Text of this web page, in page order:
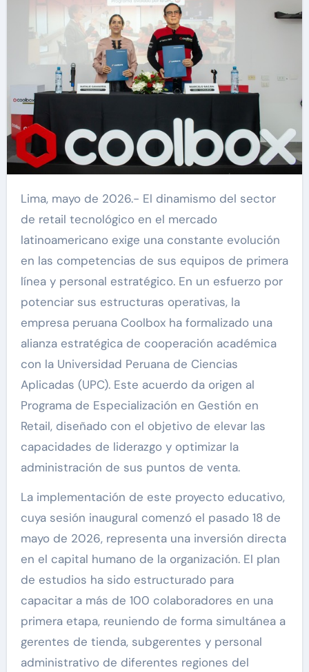
Lima, mayo de 2026.- El dinamismo del sector
de retail tecnológico en el mercado
latinoamericano exige una constante evolución
en las competencias de sus equipos de primera
línea y personal estratégico. En un esfuerzo por
potenciar sus estructuras operativas, la
empresa peruana Coolbox ha formalizado una
alianza estratégica de cooperación académica
con la Universidad Peruana de Ciencias
Aplicadas (UPC). Este acuerdo da origen al
Programa de Especialización en Gestión en
Retail, diseñado con el objetivo de elevar las
capacidades de liderazgo y optimizar la
administración de sus puntos de venta.
La implementación de este proyecto educativo,
cuya sesión inaugural comenzó el pasado 18 de
mayo de 2026, representa una inversión directa
en el capital humano de la organización. El plan
de estudios ha sido estructurado para
capacitar a más de 100 colaboradores en una
primera etapa, reuniendo de forma simultánea a
gerentes de tienda, subgerentes y personal
administrativo de diferentes regiones del